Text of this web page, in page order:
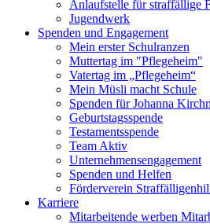
Anlaufstelle für straffällige
Jugendwerk
Spenden und Engagement
Mein erster Schulranzen
Muttertag im "Pflegeheim"
Vatertag im „Pflegeheim“
Mein Müsli macht Schule
Spenden für Johanna
Geburtstagsspende
Testamentsspende
Team Aktiv
Unternehmensengagement
Spenden und Helfen
Förderverein
Karriere
Mitarbeitende werben